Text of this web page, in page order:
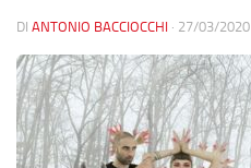
DI ANTONIO BACCIOCCHI · 27/03/2020